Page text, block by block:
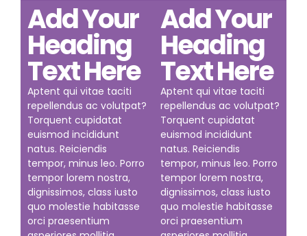
Add Your
Heading
Text Here
Aptent qui vitae taciti
repellendus ac volutpat?
Torquent cupidatat
euismod incididunt
natus. Reiciendis
tempor, minus leo. Porro
tempor lorem nostra,
dignissimos, class iusto
quo molestie habitasse
orci praesentium
Add Your
Heading
Text Here
Aptent qui vitae taciti
repellendus ac volutpat?
Torquent cupidatat
euismod incididunt
natus. Reiciendis
tempor, minus leo. Porro
tempor lorem nostra,
dignissimos, class iusto
quo molestie habitasse
orci praesentium